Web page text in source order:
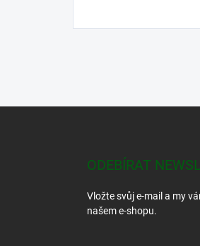
ODEBÍRAT
Vložte svůj e-mail a my
našem e-shopu.